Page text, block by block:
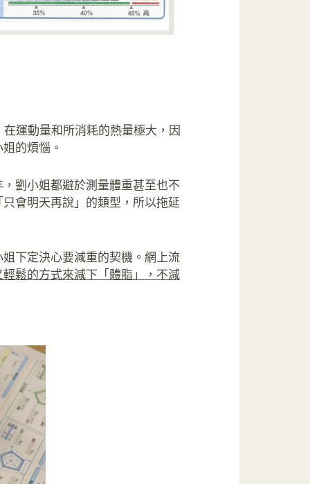
運動量和所消耗的熱量極大，因
的煩惱。
劉小姐都避於測量體重甚至也不
會明天再說」的類型，所以拖延
下定決心要減重的契機。網上流
輕鬆的方式來減下「體脂」，不減